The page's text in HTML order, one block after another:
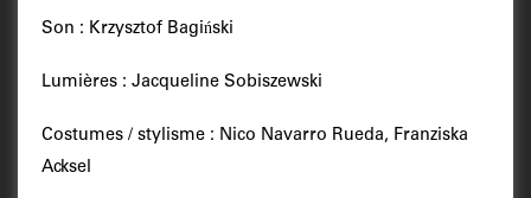
Son : Krzysztof Bagiński
Lumières : Jacqueline Sobiszewski
Costumes / stylisme : Nico Navarro Rueda, Franziska
Acksel